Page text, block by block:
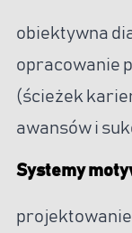
obiektywna
opracowanie
(ścieżek
awansów i
Systemy